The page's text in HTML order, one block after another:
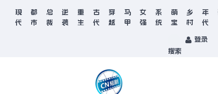
现
代
都
市
总
裁
逆
袭
重
生
古
代
穿
越
马
甲
女
强
系
统
萌
宝
乡
村
年
代
搜索
登录